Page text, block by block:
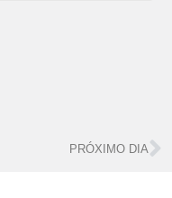
PRÓXIMO DIA